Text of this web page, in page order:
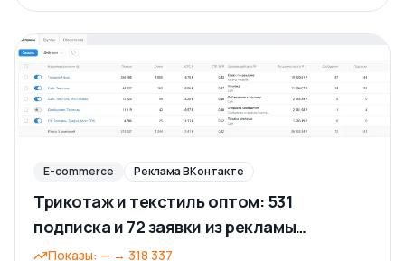
E-commerce Реклама ВКонтакте
Трикотаж и текстиль оптом: 531
подписка и 72 заявки из рекламы
ВКонтакте
Показы: — → 318 337